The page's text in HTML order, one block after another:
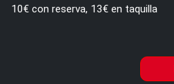
10€ con reserva, 13€ en taquilla